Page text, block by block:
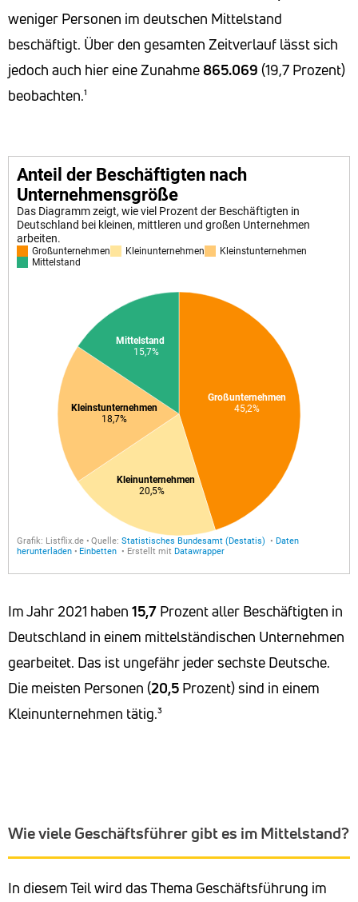
weniger Personen im deutschen Mittelstand
beschäftigt. Über den gesamten Zeitverlauf lässt sich
jedoch auch hier eine Zunahme 865.069 (19,7 Prozent)
beobachten.¹
Im Jahr 2021 haben 15,7 Prozent aller Beschäftigten in
Deutschland in einem mittelständischen Unternehmen
gearbeitet. Das ist ungefähr jeder sechste Deutsche.
Die meisten Personen (20,5 Prozent) sind in einem
Kleinunternehmen tätig.³
Wie viele Geschäftsführer gibt es im Mittelstand?
In diesem Teil wird das Thema Geschäftsführung im